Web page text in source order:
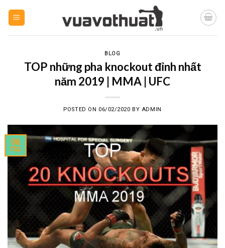
BLOG
TOP những pha knockout đỉnh nhất
năm 2019 | MMA | UFC
POSTED ON 06/02/2020 BY ADMIN
06
Th2